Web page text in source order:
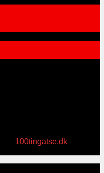
100tingatse.dk